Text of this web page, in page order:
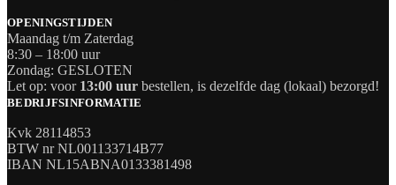
OPENINGSTIJDEN
Maandag t/m Zaterdag
8:30 – 18:00 uur
Zondag: GESLOTEN
Let op: voor 13:00 uur bestellen, is dezelfde dag (lokaal) bezorgd!
BEDRIJFSINFORMATIE
Kvk 28114853
BTW nr NL001133714B77
IBAN NL15ABNA0133381498